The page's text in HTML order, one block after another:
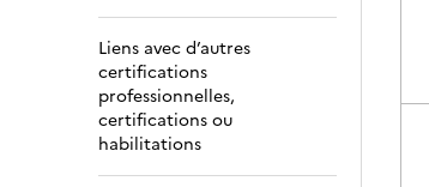
Liens avec d’autres
certifications
professionnelles,
certifications ou
habilitations